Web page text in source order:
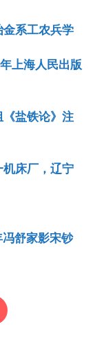
金系工农兵学
上海人民出版
盐铁论》注
机床厂，辽宁
舒家影宋钞